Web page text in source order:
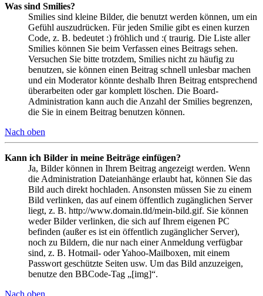
Was sind Smilies?
Smilies sind kleine Bilder, die benutzt werden können, um ein
Gefühl auszudrücken. Für jeden Smilie gibt es einen kurzen
Code, z. B. bedeutet :) fröhlich und :( traurig. Die Liste aller
Smilies können Sie beim Verfassen eines Beitrags sehen.
Versuchen Sie bitte trotzdem, Smilies nicht zu häufig zu
benutzen, sie können einen Beitrag schnell unlesbar machen
und ein Moderator könnte deshalb Ihren Beitrag entsprechend
überarbeiten oder gar komplett löschen. Die Board-
Administration kann auch die Anzahl der Smilies begrenzen,
die Sie in einem Beitrag benutzen können.
Nach oben
Kann ich Bilder in meine Beiträge einfügen?
Ja, Bilder können in Ihrem Beitrag angezeigt werden. Wenn
die Administration Dateianhänge erlaubt hat, können Sie das
Bild auch direkt hochladen. Ansonsten müssen Sie zu einem
Bild verlinken, das auf einem öffentlich zugänglichen Server
liegt, z. B. http://www.domain.tld/mein-bild.gif. Sie können
weder Bilder verlinken, die sich auf Ihrem eigenen PC
befinden (außer es ist ein öffentlich zugänglicher Server),
noch zu Bildern, die nur nach einer Anmeldung verfügbar
sind, z. B. Hotmail- oder Yahoo-Mailboxen, mit einem
Passwort geschützte Seiten usw. Um das Bild anzuzeigen,
benutze den BBCode-Tag „[img]“.
Nach oben